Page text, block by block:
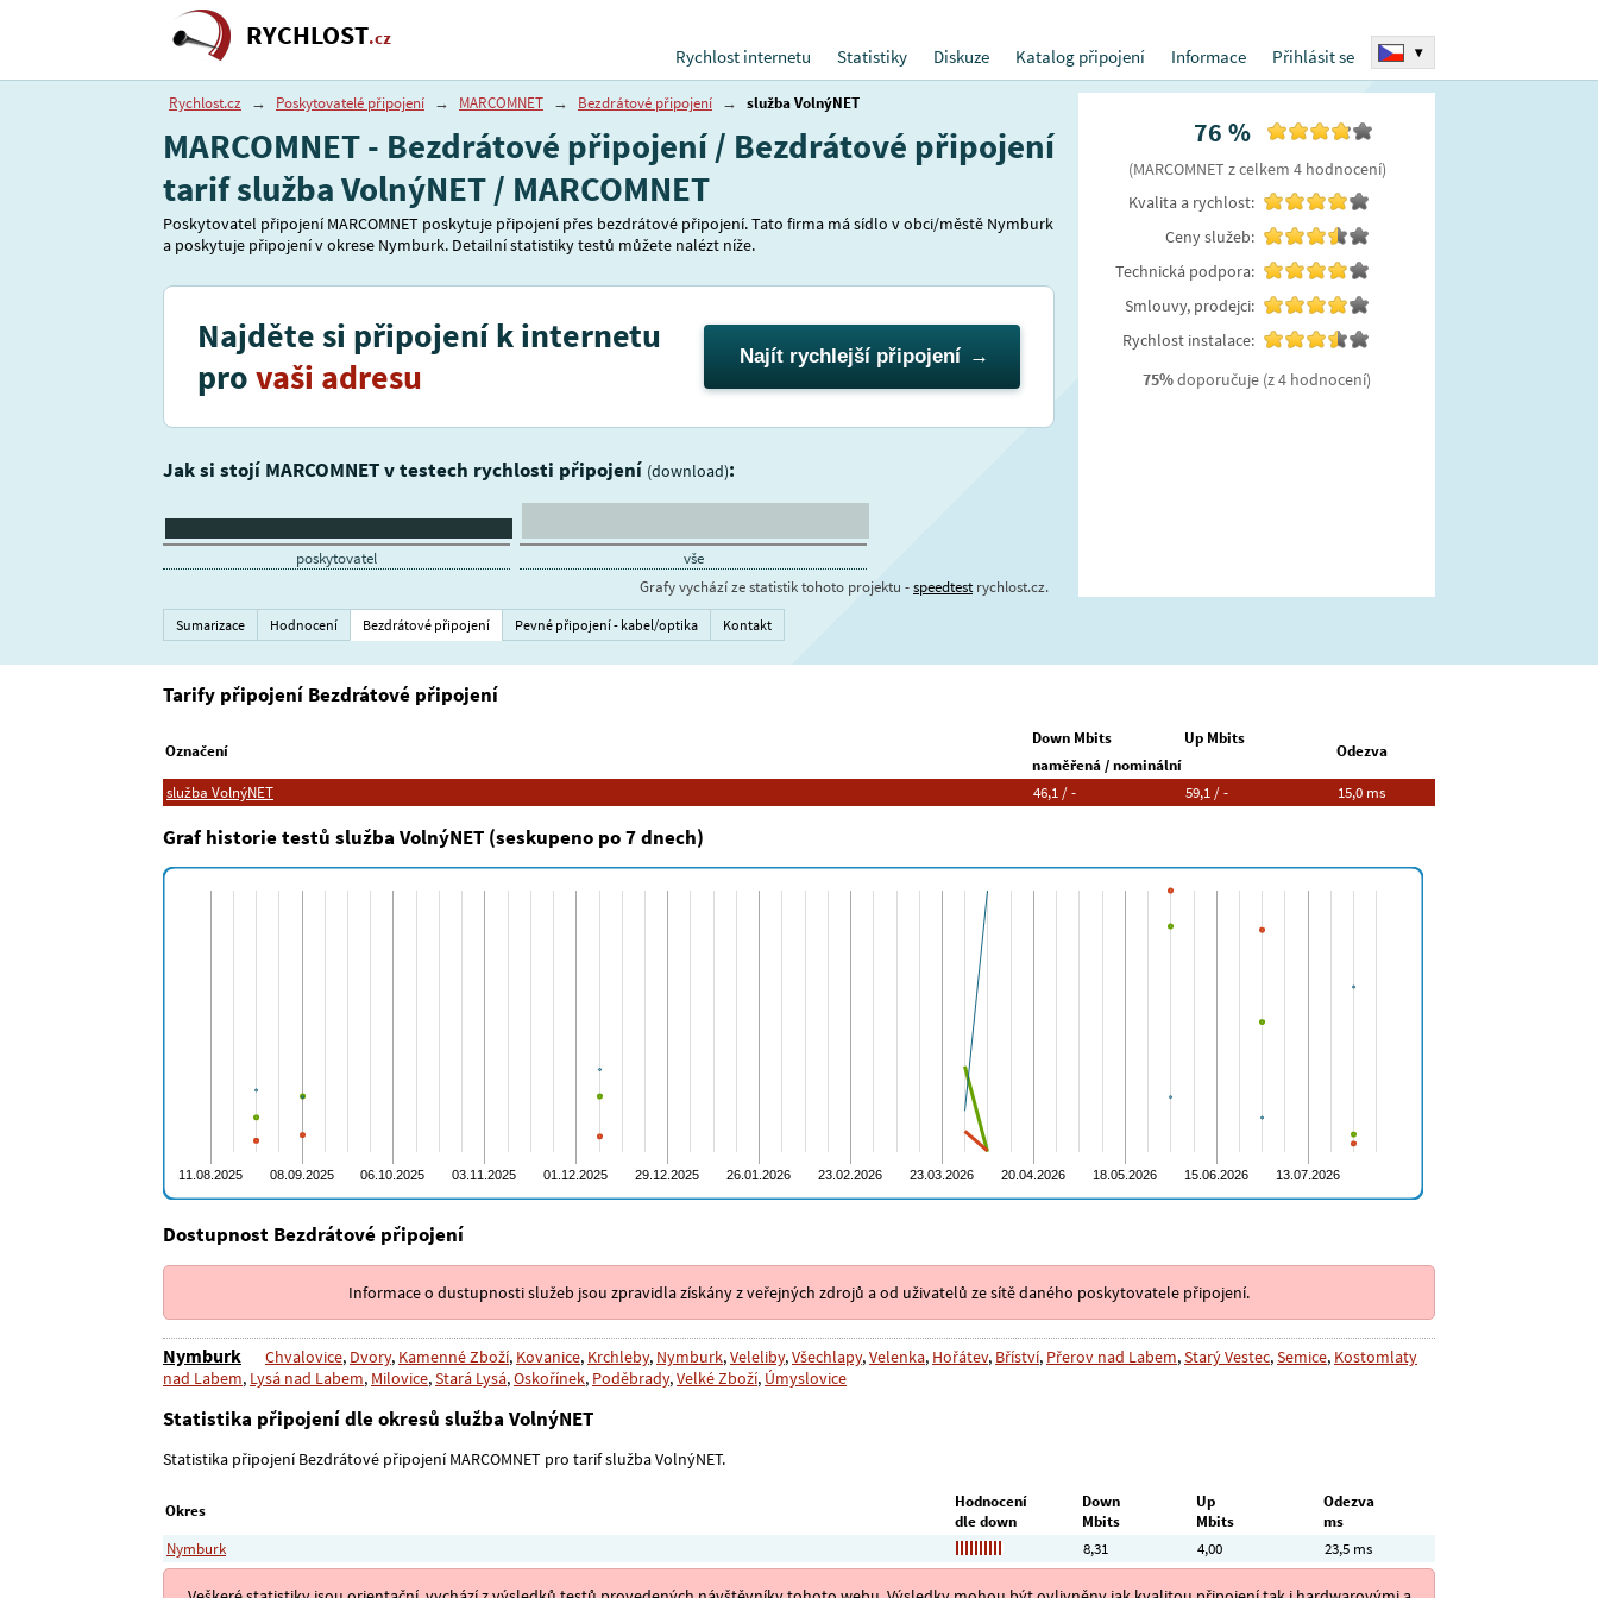
RYCHLOST.cz
Rychlost internetu
Statistiky Diskuze Katalog připojení Informace Přihlásit se ▾
Rychlost.cz → Poskytovatelé připojení → MARCOMNET → Bezdrátové připojení → služba VolnýNET
MARCOMNET - Bezdrátové připojení / Bezdrátové připojení
tarif služba VolnýNET / MARCOMNET
Poskytovatel připojení MARCOMNET poskytuje připojení přes bezdrátové připojení. Tato firma má sídlo v obci/městě Nymburk
a poskytuje připojení v okrese Nymburk. Detailní statistiky testů můžete nalézt níže.
Najděte si připojení k internetu
provaši adresu Najít rychlejší připojení
Jak si stojí MARCOMNET v testech rychlosti připojení (download):
poskytovatel
vše
Grafy vychází ze statistik tohoto projektu -speedtestrychlost.cz.
76 %
(MARCOMNET z celkem 4hodnocení)
Kvalita a rychlost:
Ceny služeb:
Technická podpora:
Smlouvy, prodejci:
Rychlost instalace:
75%doporučuje (z 4 hodnocení)
Sumarizace Hodnocení Bezdrátové připojení Pevné připojení - kabel/optika Kontakt
Tarify připojení Bezdrátové připojení
Označení
Down Mbits Up Mbits
Odezva
naměřená / nominální
služba VolnýNET
46,1 / - 59,1 / - 15,0 ms
Graf historie testů služba VolnýNET (seskupeno po 7 dnech)
Dostupnost Bezdrátové připojení
Informace o dustupnosti služeb jsou zpravidla získány z veřejných zdrojů a od uživatelů ze sítě daného poskytovatele připojení.
Nymburk Chvalovice, Dvory, Kamenné Zboží, Kovanice, Krchleby, Nymburk,Veleliby,Všechlapy,Velenka, Hořátev, Bříství, Přerov nad Labem,Starý Vestec,Semice, Kostomlaty
nad Labem, Lysá nad Labem, Milovice,Stará Lysá,Oskořínek, Poděbrady,Velké Zboží, Úmyslovice
Statistika připojení dle okresů služba VolnýNET
Statistika připojení Bezdrátové připojení MARCOMNET pro tarif služba VolnýNET.
Okres
Hodnocení
dle down
Down
Mbits
Up
Mbits
Odezva
ms
Nymburk
8,31 4,00 23,5 ms